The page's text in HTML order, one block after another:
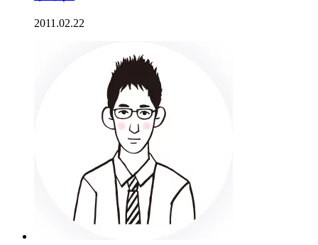
2011.02.22